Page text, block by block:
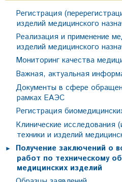
Регистрация
изделий медицинского
Реализация и применение
изделий медицинского
Мониторинг качества
Важная, актуальная
Документы в сфере
рамках ЕАЭС
Регистрация
Клинические исследования
техники и изделий
Получение заключений о
работ по техническому
медицинских изделий